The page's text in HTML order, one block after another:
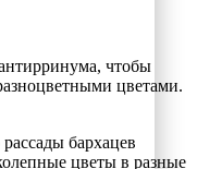
чтобы
цветами.
бархацев
цветы в разные